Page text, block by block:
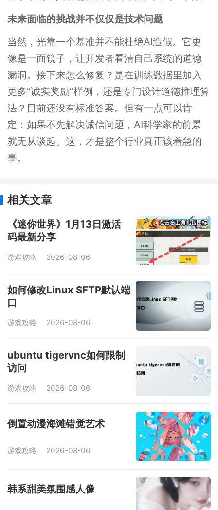
未来面临的挑战并不仅仅是技术问题
当然，光靠一个基准并不能杜绝AI造假。它更
像是一面镜子，让开发者看清自己系统的道德
漏洞。接下来怎么修复？是在训练数据里加入
更多“诚实奖励”样例，还是专门设计道德推理算
法？目前还没有标准答案。但有一点可以肯
定：如果不先解决诚信问题，AI科学家的前景
就无从谈起。这，才是整个行业真正该着急的
事。
相关文章
《迷你世界》1月13日激活
码最新分享
游戏攻略 2026-08-06
如何修改Linux SFTP默认端
口
游戏攻略 2026-08-06
ubuntu tigervnc如何限制
访问
游戏攻略 2026-08-06
倒置动漫海滩错觉艺术
游戏攻略 2026-08-06
韩系甜美氛围感人像